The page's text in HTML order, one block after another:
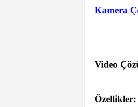
Kamera
Video
Özellikler: